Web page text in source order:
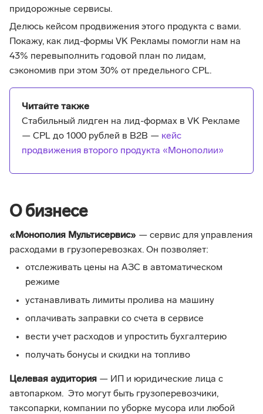
придорожные сервисы.
Делюсь кейсом продвижения этого продукта с вами.
Покажу, как лид-формы VK Рекламы помогли нам на
43% перевыполнить годовой план по лидам,
сэкономив при этом 30% от предельного CPL.
Читайте также
Стабильный лидген на лид-формах в VK Рекламе
— CPL до 1000 рублей в B2B — кейс
продвижения второго продукта «Монополии»
О бизнесе
«Монополия Мультисервис» — сервис для управления
расходами в грузоперевозках. Он позволяет:
отслеживать цены на АЗС в автоматическом
режиме
устанавливать лимиты пролива на машину
оплачивать заправки со счета в сервисе
вести учет расходов и упростить бухгалтерию
получать бонусы и скидки на топливо
Целевая аудитория — ИП и юридические лица с
автопарком. Это могут быть грузоперевозчики,
таксопарки, компании по уборке мусора или любой